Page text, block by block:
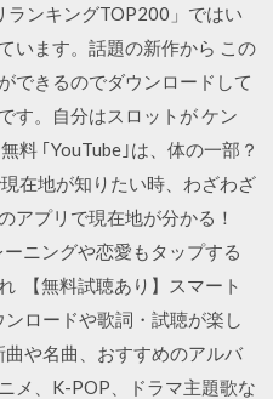
ランキングTOP200」ではい
います。話題の新作から この
できるのでダウンロードして
す。自分はスロットが ケン
料 ｢YouTube｣は、体の一部？
在地が知りたい時、わざわざ
アプリで現在地が分かる！
ニングや恋愛もタップする
【無料試聴あり】スマート
ロードや歌詞・試聴が楽し
曲や名曲、おすすめのアルバ
メ、K-POP、ドラマ主題歌な